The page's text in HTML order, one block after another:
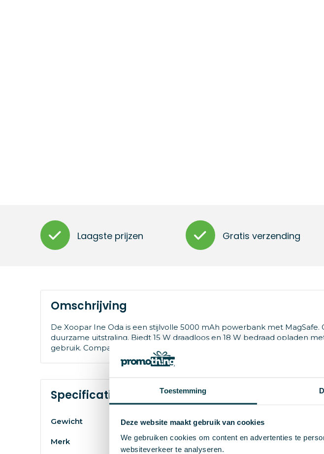
Toestemming
Deze website maakt gebruik van cookies
We gebruiken cookies om content en advertenties te
websiteverkeer te analyseren.
Laagste prijzen Gratis verzending
Omschrijving
De Xoopar Ine Oda is een stijlvolle 5000 mAh powerbank met
duurzame uitstraling. Biedt 15 W draadloos en 18 W bedraad opladen
gebruik. Compact, krachtig en milieubewust: perfect voor onderweg.
Specificaties
Gewicht 100 g
Merk Xoopar